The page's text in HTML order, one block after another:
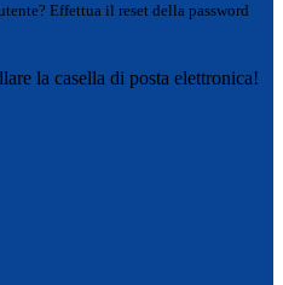
Effettua il reset della password
la casella di posta elettronica!